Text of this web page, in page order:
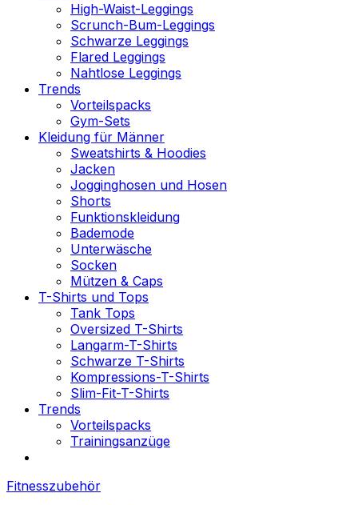
High-Waist-Leggings
Scrunch-Bum-Leggings
Schwarze Leggings
Flared Leggings
Nahtlose Leggings
Trends
Vorteilspacks
Gym-Sets
Kleidung für Männer
Sweatshirts & Hoodies
Jacken
Jogginghosen und Hosen
Shorts
Funktionskleidung
Bademode
Unterwäsche
Socken
Mützen & Caps
T-Shirts und Tops
Tank Tops
Oversized T-Shirts
Langarm-T-Shirts
Schwarze T-Shirts
Kompressions-T-Shirts
Slim-Fit-T-Shirts
Trends
Vorteilspacks
Trainingsanzüge
Fitnesszubehör